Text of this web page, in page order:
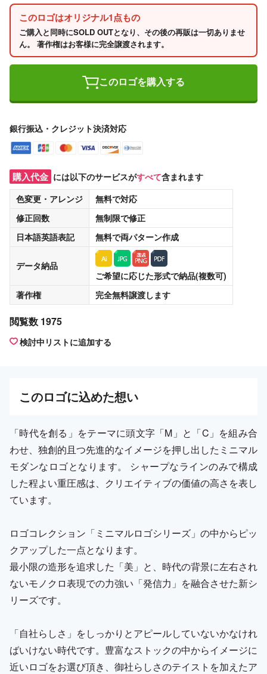
このロゴはオリジナル1点もの
ご購入と同時にSOLD OUTとなり、その後の再販は一切ありませ
ん。 著作権はお客様に完全譲渡されます。
このロゴを購入する
銀行振込・クレジット決済対応
購入代金 には以下のサービスがすべて含まれます
色変更・アレンジ
無料で対応
修正回数
無制限で修正
日本語英語表記
無料で両パターン作成
データ納品
ご希望に応じた形式で納品(複数可)
著作権
完全無料譲渡します
閲覧数 1975
検討中リストに追加する
このロゴに込めた想い
「時代を創る」をテーマに頭文字「M」と「C」を組み合
わせ、独創的且つ先進的なイメージを押し出したミニマル
モダンなロゴとなります。 シャープなラインのみで構成
した程よい重圧感は、クリエイティブの価値の高さを表し
ています。
ロゴコレクション「ミニマルロゴシリーズ」の中からピッ
クアップした一点となります。
最小限の造形を追求した「美」と、時代の背景に左右され
ないモノクロ表現での力強い「発信力」を融合させた新シ
リーズです。
「自社らしさ」をしっかりとアピールしていないかなけれ
ばいけない時代です。豊富なストックの中からイメージに
近いロゴをお選び頂き、御社らしさのテイストを加えたア